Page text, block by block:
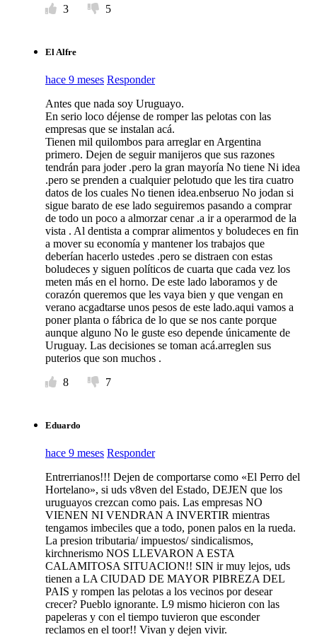
3 5
El Alfre
hace 9 meses Responder
Antes que nada soy Uruguayo.
En serio loco déjense de romper las pelotas con las
empresas que se instalan acá.
Tienen mil quilombos para arreglar en Argentina
primero. Dejen de seguir manijeros que sus razones
tendrán para joder .pero la gran mayoría No tiene Ni idea
.pero se prenden a cualquier pelotudo que les tira cuatro
datos de los cuales No tienen idea.enbseruo No jodan si
sigue barato de ese lado seguiremos pasando a comprar
de todo un poco a almorzar cenar .a ir a operarmod de la
vista . Al dentista a comprar alimentos y boludeces en fin
a mover su economía y mantener los trabajos que
deberían hacerlo ustedes .pero se distraen con estas
boludeces y siguen políticos de cuarta que cada vez los
meten más en el horno. De este lado laboramos y de
corazón queremos que les vaya bien y que vengan en
verano acgadtarse unos pesos de este lado.aqui vamos a
poner planta o fábrica de lo que se nos cante porque
aunque alguno No le guste eso depende únicamente de
Uruguay. Las decisiones se toman acá.arreglen sus
puterios que son muchos .
8
7
Eduardo
hace 9 meses Responder
Entrerrianos!!! Dejen de comportarse como «El Perro del
Hortelano», si uds v8ven del Estado, DEJEN que los
uruguayos crezcan como pais. Las empresas NO
VIENEN NI VENDRAN A INVERTIR mientras
tengamos imbeciles que a todo, ponen palos en la rueda.
La presion tributaria/ impuestos/ sindicalismos,
kirchnerismo NOS LLEVARON A ESTA
CALAMITOSA SITUACION!! SIN ir muy lejos, uds
tienen a LA CIUDAD DE MAYOR PIBREZA DEL
PAIS y rompen las pelotas a los vecinos por desear
crecer? Pueblo ignorante. L9 mismo hicieron con las
papeleras y con el tiempo tuvieron que esconder
reclamos en el toor!! Vivan y dejen vivir.